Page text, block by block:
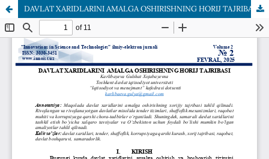
DAVLAT XARIDLARINI AMALGA OSHIRISHNING HORIJ TAJRIBASI